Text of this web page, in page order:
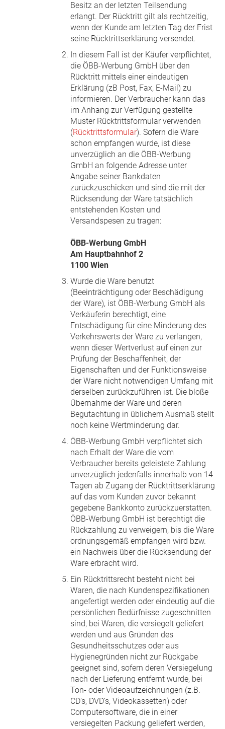
Besitz an der letzten Teilsendung
erlangt. Der Rücktritt gilt als rechtzeitig,
wenn der Kunde am letzten Tag der Frist
seine Rücktrittserklärung versendet.
In diesem Fall ist der Käufer verpflichtet,
die ÖBB-Werbung GmbH über den
Rücktritt mittels einer eindeutigen
Erklärung (zB Post, Fax, E-Mail) zu
informieren. Der Verbraucher kann das
im Anhang zur Verfügung gestellte
Muster Rücktrittsformular verwenden
(Rücktrittsformular). Sofern die Ware
schon empfangen wurde, ist diese
unverzüglich an die ÖBB-Werbung
GmbH an folgende Adresse unter
Angabe seiner Bankdaten
zurückzuschicken und sind die mit der
Rücksendung der Ware tatsächlich
entstehenden Kosten und
Versandspesen zu tragen:
ÖBB-Werbung GmbH
Am Hauptbahnhof 2
1100 Wien
Wurde die Ware benutzt
(Beeinträchtigung oder Beschädigung
der Ware), ist ÖBB-Werbung GmbH als
Verkäuferin berechtigt, eine
Entschädigung für eine Minderung des
Verkehrswerts der Ware zu verlangen,
wenn dieser Wertverlust auf einen zur
Prüfung der Beschaffenheit, der
Eigenschaften und der Funktionsweise
der Ware nicht notwendigen Umfang mit
derselben zurückzuführen ist. Die bloße
Übernahme der Ware und deren
Begutachtung in üblichem Ausmaß stellt
noch keine Wertminderung dar.
ÖBB-Werbung GmbH verpflichtet sich
nach Erhalt der Ware die vom
Verbraucher bereits geleistete Zahlung
unverzüglich jedenfalls innerhalb von 14
Tagen ab Zugang der Rücktrittserklärung
auf das vom Kunden zuvor bekannt
gegebene Bankkonto zurückzuerstatten.
ÖBB-Werbung GmbH ist berechtigt die
Rückzahlung zu verweigern, bis die Ware
ordnungsgemäß empfangen wird bzw.
ein Nachweis über die Rücksendung der
Ware erbracht wird.
Ein Rücktrittsrecht besteht nicht bei
Waren, die nach Kundenspezifikationen
angefertigt werden oder eindeutig auf die
persönlichen Bedürfnisse zugeschnitten
sind, bei Waren, die versiegelt geliefert
werden und aus Gründen des
Gesundheitsschutzes oder aus
Hygienegründen nicht zur Rückgabe
geeignet sind, sofern deren Versiegelung
nach der Lieferung entfernt wurde, bei
Ton- oder Videoaufzeichnungen (z.B.
CD’s, DVD’s, Videokassetten) oder
Computersoftware, die in einer
versiegelten Packung geliefert werden,